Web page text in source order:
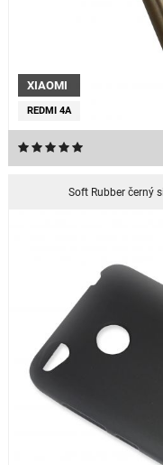
XIAOMI
REDMI 4A
Soft Rubber černý